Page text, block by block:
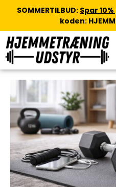
SOMMERTILBUD: Spar
koden: